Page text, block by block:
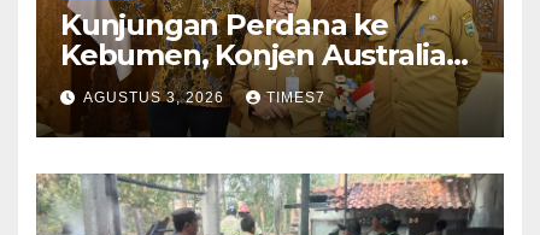
Kunjungan Perdana ke
Kebumen, Konjen Australia
Jajaki Kerja Sama Pariwisata
hingga Pendidikan
AGUSTUS 3, 2026 TIMES7